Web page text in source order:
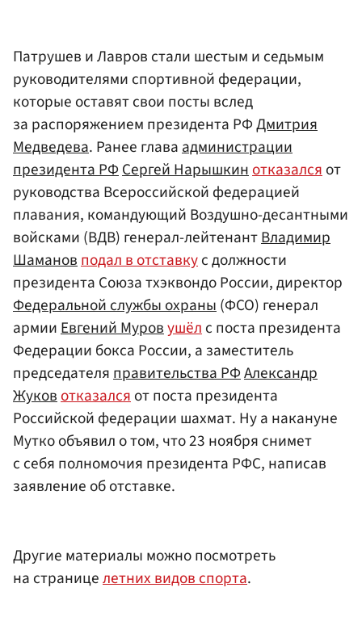
Патрушев и Лавров стали шестым и седьмым
руководителями спортивной федерации,
которые оставят свои посты вслед
за распоряжением президента РФДмитрия
Медведева. Ранее главаадминистрации
президента РФСергей Нарышкинотказалсяот
руководства Всероссийской федерацией
плавания, командующий Воздушно-десантными
войсками (ВДВ) генерал-лейтенантВладимир
Шамановподал в отставкус должности
президента Союза тхэквондо России, директор
Федеральной службы охраны(ФСО) генерал
армииЕвгений Муровушёлс поста президента
Федерации бокса России, а заместитель
председателяправительства РФАлександр
Жуковотказалсяот поста президента
Российской федерации шахмат. Ну а накануне
Мутко объявил о том, что 23 ноября снимет
с себя полномочия президента РФС, написав
заявление об отставке.
Другие материалы можно посмотреть
на страницелетних видов спорта.